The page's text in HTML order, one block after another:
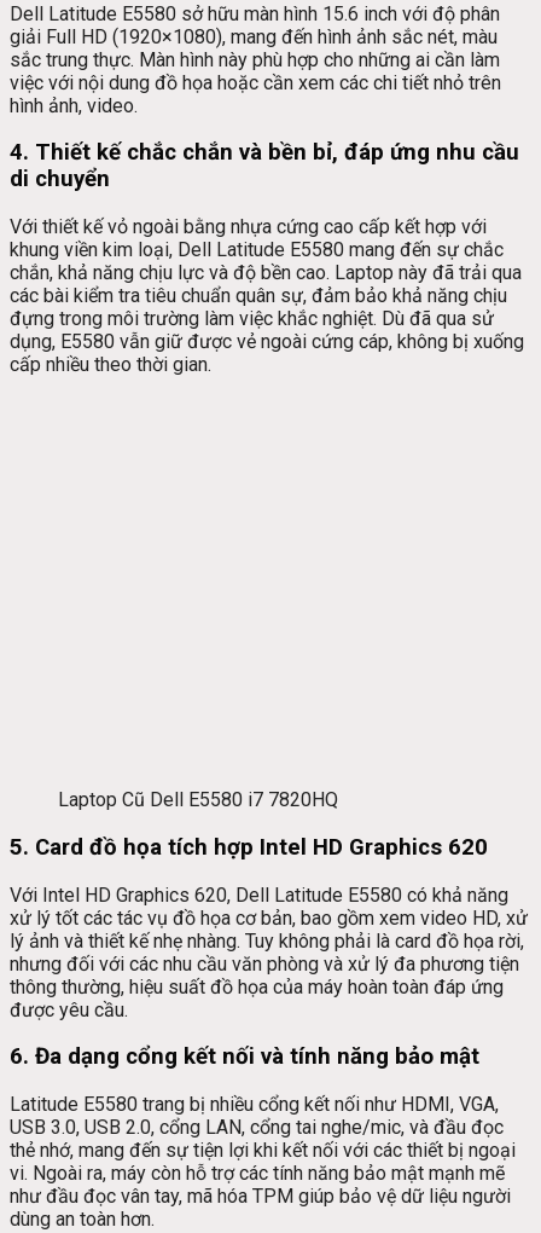
Dell Latitude E5580 sở hữu màn hình 15.6 inch với độ phân
giải Full HD (1920×1080), mang đến hình ảnh sắc nét, màu
sắc trung thực. Màn hình này phù hợp cho những ai cần làm
việc với nội dung đồ họa hoặc cần xem các chi tiết nhỏ trên
hình ảnh, video.
4. Thiết kế chắc chắn và bền bỉ, đáp ứng nhu cầu
di chuyển
Với thiết kế vỏ ngoài bằng nhựa cứng cao cấp kết hợp với
khung viền kim loại, Dell Latitude E5580 mang đến sự chắc
chắn, khả năng chịu lực và độ bền cao. Laptop này đã trải qua
các bài kiểm tra tiêu chuẩn quân sự, đảm bảo khả năng chịu
đựng trong môi trường làm việc khắc nghiệt. Dù đã qua sử
dụng, E5580 vẫn giữ được vẻ ngoài cứng cáp, không bị xuống
cấp nhiều theo thời gian.
Laptop Cũ Dell E5580 i7 7820HQ
5. Card đồ họa tích hợp Intel HD Graphics 620
Với Intel HD Graphics 620, Dell Latitude E5580 có khả năng
xử lý tốt các tác vụ đồ họa cơ bản, bao gồm xem video HD, xử
lý ảnh và thiết kế nhẹ nhàng. Tuy không phải là card đồ họa rời,
nhưng đối với các nhu cầu văn phòng và xử lý đa phương tiện
thông thường, hiệu suất đồ họa của máy hoàn toàn đáp ứng
được yêu cầu.
6. Đa dạng cổng kết nối và tính năng bảo mật
Latitude E5580 trang bị nhiều cổng kết nối như HDMI, VGA,
USB 3.0, USB 2.0, cổng LAN, cổng tai nghe/mic, và đầu đọc
thẻ nhớ, mang đến sự tiện lợi khi kết nối với các thiết bị ngoại
vi. Ngoài ra, máy còn hỗ trợ các tính năng bảo mật mạnh mẽ
như đầu đọc vân tay, mã hóa TPM giúp bảo vệ dữ liệu người
dùng an toàn hơn.